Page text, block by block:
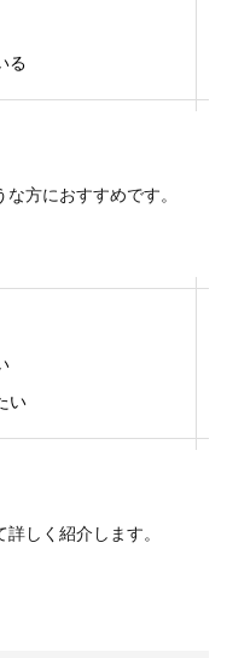
る
方におすすめです。
い
しく紹介します。